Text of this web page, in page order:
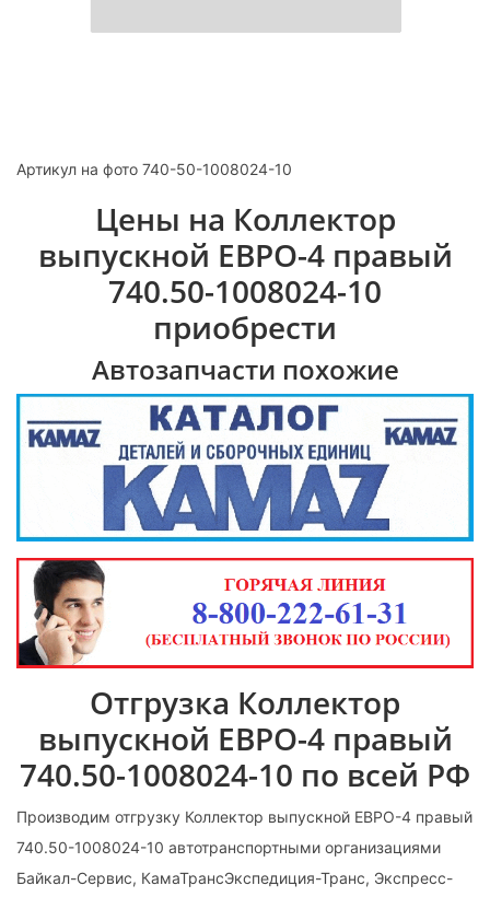
Артикул на фото 740-50-1008024-10
Цены на Коллектор
выпускной ЕВРО-4 правый
740.50-1008024-10
приобрести
Автозапчасти похожие
Отгрузка Коллектор
выпускной ЕВРО-4 правый
740.50-1008024-10 по всей РФ
Производим отгрузку Коллектор выпускной ЕВРО-4 правый
740.50-1008024-10 автотранспортными организациями
Байкал-Сервис, КамаТрансЭкспедиция-Транс, Экспресс-